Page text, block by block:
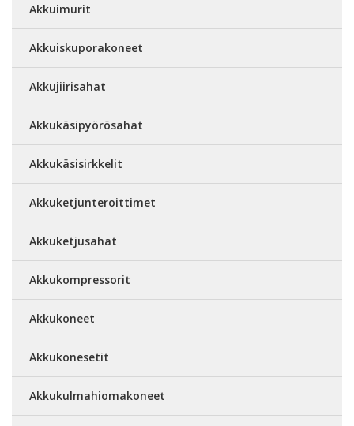
Akkuimurit
Akkuiskuporakoneet
Akkujiirisahat
Akkukäsipyörösahat
Akkukäsisirkkelit
Akkuketjunteroittimet
Akkuketjusahat
Akkukompressorit
Akkukoneet
Akkukonesetit
Akkukulmahiomakoneet